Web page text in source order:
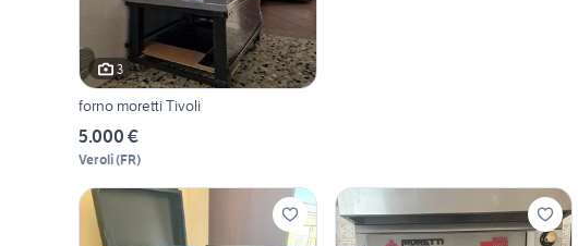
3
forno moretti Tivoli
5.000 €
Veroli(FR)